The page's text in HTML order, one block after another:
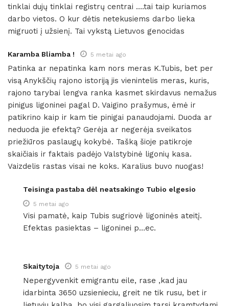
tinklai dujų tinklai registrų centrai ….tai taip kuriamos
darbo vietos. O kur dėtis netekusiems darbo lieka
migruoti į užsienį. Tai vykstą Lietuvos genocidas
Karamba Bliamba ! 5 metai ago
Patinka ar nepatinka kam nors meras K.Tubis, bet per
visą Anykščių rajono istoriją jis vienintelis meras, kuris,
rajono tarybai lengva ranka kasmet skirdavus nemažus
pinigus ligoninei pagal D. Vaigino prašymus, ėmė ir
patikrino kaip ir kam tie pinigai panaudojami. Duoda ar
neduoda jie efektą? Gerėja ar negerėja sveikatos
priežiūros paslaugų kokybė. Tašką šioje patikroje
skaičiais ir faktais padėjo Valstybinė ligonių kasa.
Vaizdelis rastas visai ne koks. Karalius buvo nuogas!
Teisinga pastaba dėl neatsakingo Tubio elgesio
5 metai ago
Visi pamatė, kaip Tubis sugriovė ligoninės ateitį.
Efektas pasiektas – ligoninei p…ec.
Skaitytoja 5 metai ago
Nepergyvenkit emigrantu eile, rase ,kad jau
idarbinta 3650 uzsienieciu, greit ne tik rusu, bet ir